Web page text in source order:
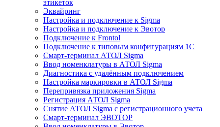
этикеток
Эквайринг
Настройка и подключение к Sigma
Настройка и подключение к Эвотор
Подключение к Frontol
Подключение к типовым конфигурациям 1С
Смарт-терминал АТОЛ Sigma
Ввод номенклатуры в АТОЛ Sigma
Диагностика с удалённым подключением
Настройка маркировки в АТОЛ Sigma
Перепривязка приложения Sigma
Регистрация АТОЛ Sigma
Снятие АТОЛ Sigma с регистрационного учета
Смарт-терминал ЭВОТОР